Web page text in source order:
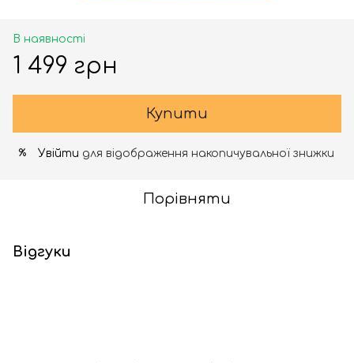
В наявності
1 499 грн
Купити
% Увійти для відображення накопичувальної знижки
Порівняти
Відгуки